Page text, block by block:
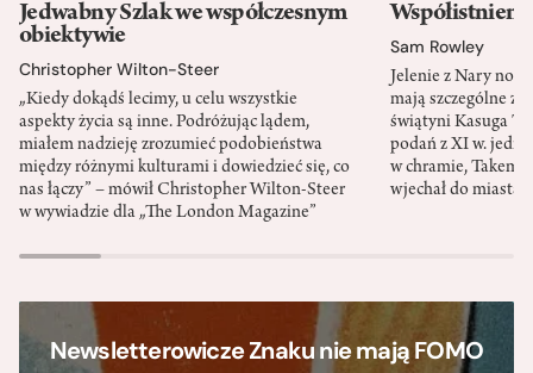
Jedwabny Szlak we współczesnym
obiektywie
Christopher Wilton-Steer
„Kiedy dokądś lecimy, u celu wszystkie
aspekty życia są inne. Podróżując lądem,
miałem nadzieję zrozumieć podobieństwa
między różnymi kulturami i dowiedzieć się, co
nas łączy” – mówił Christopher Wilton-Steer
w wywiadzie dla „The London Magazine”
Sam Rowley
Jelenie z Nary
mają szczególne
świątyni Kasuga
podań z XI w.
w chramie,
wjechał do miasta
Newsletterowicze Znaku nie mają FOMO